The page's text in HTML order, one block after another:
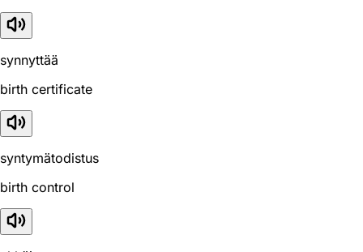
synnyttää
birth certificate
syntymätodistus
birth control